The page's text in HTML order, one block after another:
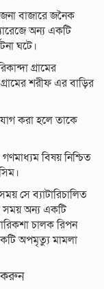
বাজারে জনৈক
অন্য একটি
ঘটে।
গ্রামের
শরীফ এর বাড়ির
করা হলে তাকে
বিষয় নিশ্চিত
সে ব্যাটারিচালিত
সময় অন্য একটি
চালক রিপন
অপমৃত্যু মামলা
করুন